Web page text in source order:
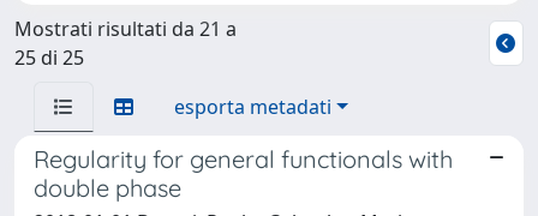
Mostrati risultati da 21 a
25 di 25
esporta metadati
Regularity for general functionals with
double phase